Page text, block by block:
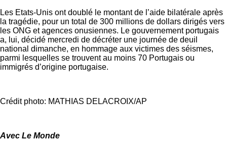
Les Etats-Unis ont doublé le montant de l’aide bilatérale après
la tragédie, pour un total de 300 millions de dollars dirigés vers
les ONG et agences onusiennes. Le gouvernement portugais
a, lui, décidé mercredi de décréter une journée de deuil
national dimanche, en hommage aux victimes des séismes,
parmi lesquelles se trouvent au moins 70 Portugais ou
immigrés d’origine portugaise.
Crédit photo: MATHIAS DELACROIX/AP
Avec Le Monde